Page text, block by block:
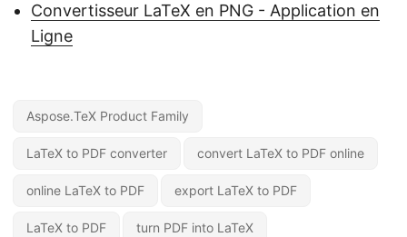
Convertisseur LaTeX en PNG - Application en
Ligne
Aspose.TeX Product Family
LaTeX to PDF converter convert LaTeX to PDF online
online LaTeX to PDF export LaTeX to PDF
LaTeX to PDF turn PDF into LaTeX